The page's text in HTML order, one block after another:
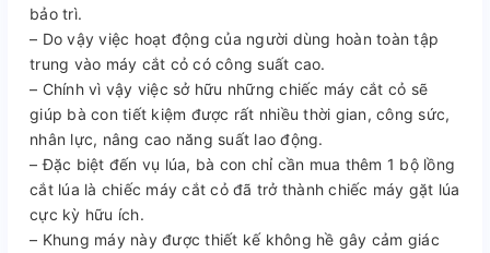
bảo trì.
– Do vậy việc hoạt động của người dùng hoàn toàn tập
trung vào máy cắt cỏ có công suất cao.
– Chính vì vậy việc sở hữu những chiếc máy cắt cỏ sẽ
giúp bà con tiết kiệm được rất nhiều thời gian, công sức,
nhân lực, nâng cao năng suất lao động.
– Đặc biệt đến vụ lúa, bà con chỉ cần mua thêm 1 bộ lồng
cắt lúa là chiếc máy cắt cỏ đã trở thành chiếc máy gặt lúa
cực kỳ hữu ích.
– Khung máy này được thiết kế không hề gây cảm giác